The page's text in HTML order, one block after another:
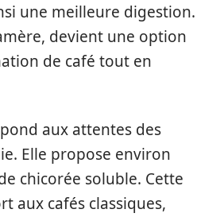
une meilleure digestion.
devient une option
de café tout en
aux attentes des
Elle propose environ
chicorée soluble. Cette
aux cafés classiques,